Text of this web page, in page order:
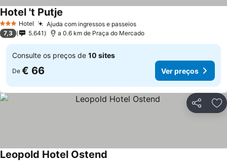
3 EstrelasHotel Ajuda com ingressos e passeios
Hotel 't Putje
7,3 5.641 a 0.6 km de Praça do Mercado
Consulte os preços de 10 sites
De € 66 Ver preços
Partilhar
Leopold Hotel Ostend